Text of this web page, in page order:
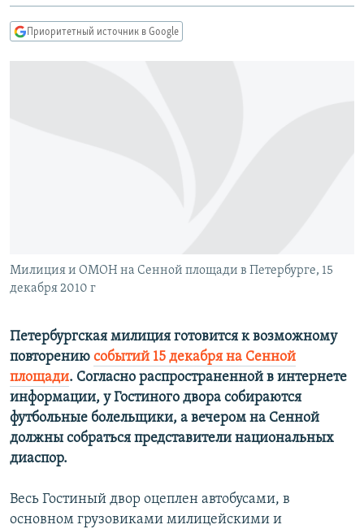
навигации
Вернутся
IDEL.РЕАЛИИ
КАВКАЗ.РЕАЛИИ
Приоритетный источник в Google
Милиция и ОМОН на Сенной площади в Петербурге, 15
декабря 2010 г
Петербургская милиция готовится к возможному
повторению событий 15 декабря на Сенной
площади. Согласно распространенной в интернете
информации, у Гостиного двора собираются
футбольные болельщики, а вечером на Сенной
должны собраться представители национальных
диаспор.
Весь Гостиный двор оцеплен автобусами, в
основном грузовиками милицейскими и